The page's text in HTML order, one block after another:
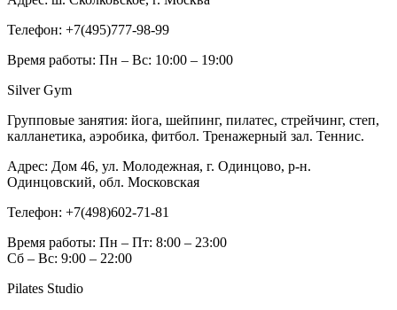
Телефон: +7(495)777-98-99
Время работы: Пн – Вс: 10:00 – 19:00
Silver Gym
Групповые занятия: йога, шейпинг, пилатес, стрейчинг, степ,
калланетика, аэробика, фитбол. Тренажерный зал. Теннис.
Адрес: Дом 46, ул. Молодежная, г. Одинцово, р-н.
Одинцовский, обл. Московская
Телефон: +7(498)602-71-81
Время работы: Пн – Пт: 8:00 – 23:00
Сб – Вс: 9:00 – 22:00
Pilates Studio